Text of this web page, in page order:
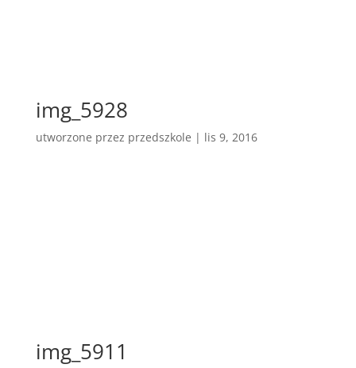
img_5928
utworzone przez przedszkole | lis 9, 2016
img_5911